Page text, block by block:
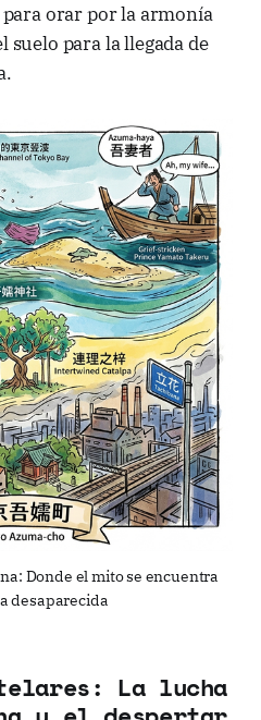
orar por la armonía
suelo para la llegada de
Donde el mito se encuentra
desaparecida
La lucha